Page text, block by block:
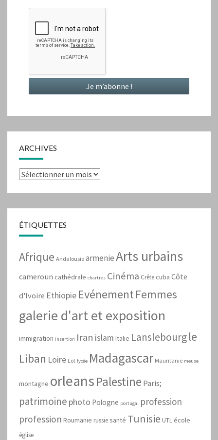
ARCHIVES
Archives
ÉTIQUETTES
Afrique Andalousie armenieArts urbains
cameroun cathédrale chartres Cinéma Crêtecuba Côte
d'Ivoire Ethiopie EvénementFemmes
galerie d'art et exposition
immigration insertion Iran islam Italie Lanslebourgle
Liban Loire Lot lycée Madagascar Mauritanie meuse
montagne orleansPalestine Paris;
patrimoine photo Pologne portugal profession
profession Roumanie russiesanté Tunisie UTLécole
église